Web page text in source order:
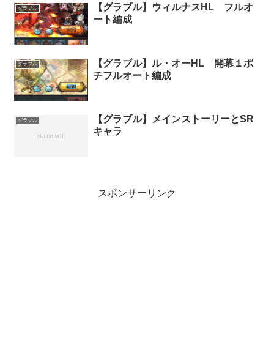
グラブル
【グラブル】ウィルナスHL フルオ
ート編成
グラブル
【グラブル】ル・オーHL 開幕１ポ
チフルオート編成
グラブル
【グラブル】メインストーリーとSR
キャラ
スポンサーリンク